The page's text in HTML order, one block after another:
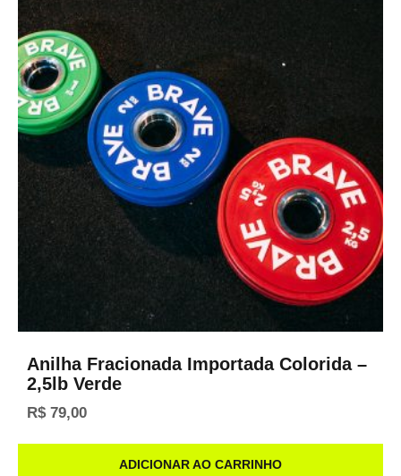
Anilha Fracionada Importada Colorida –
2,5lb Verde
R$79,00
ADICIONAR AO CARRINHO